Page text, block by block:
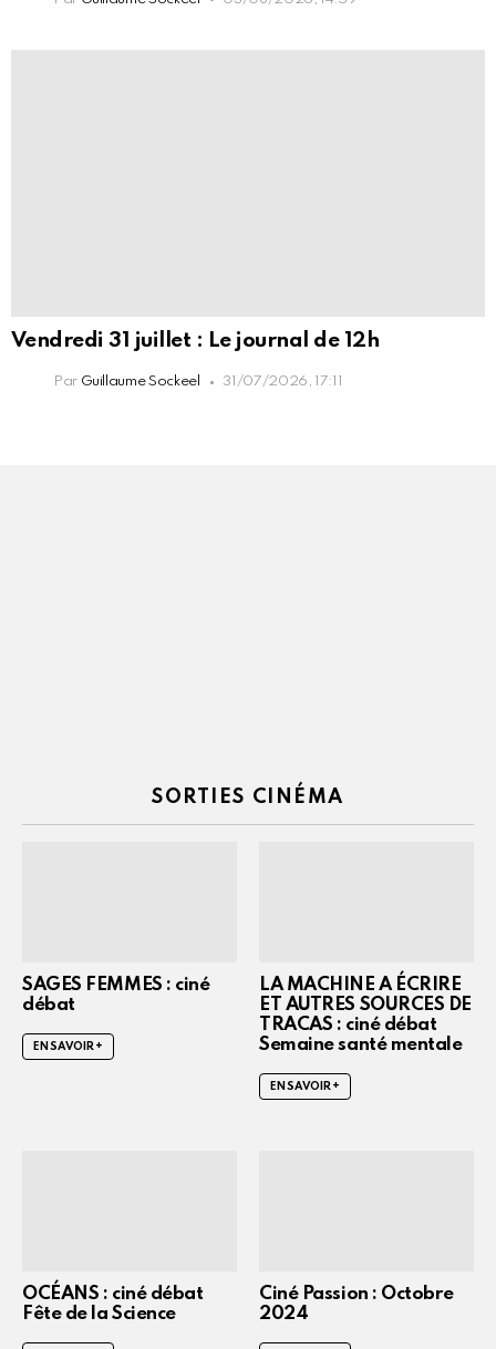
Vendredi 31 juillet : Le journal de 12h
Par Guillaume Sockeel 31/07/2026, 17:11
SORTIES CINÉMA
SAGES FEMMES : ciné
débat
EN SAVOIR +
LA MACHINE A ÉCRIRE
ET AUTRES SOURCES DE
TRACAS : ciné débat
Semaine santé mentale
EN SAVOIR +
OCÉANS : ciné débat
Fête de la Science
Ciné Passion : Octobre
2024